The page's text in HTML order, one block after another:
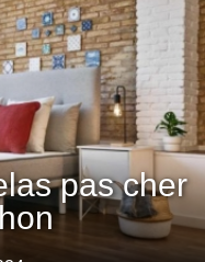
pas cher